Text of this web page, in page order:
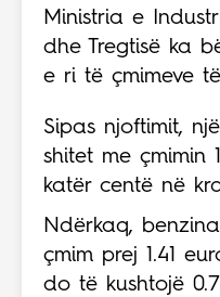
Ministria e
dhe Tregtisë ka
e ri të çmimeve
Sipas njoftimit,
shitet me çmimin
katër centë në
Ndërkaq,
çmim prej 1.41
do të kushtojë